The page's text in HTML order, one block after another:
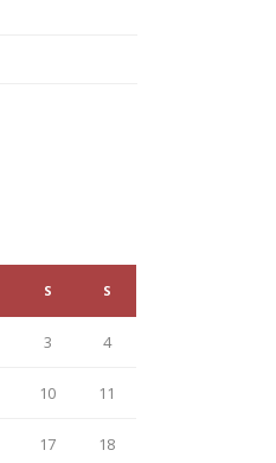
S S
3 4
10 11
17 18